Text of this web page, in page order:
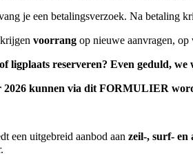
je een betalingsverzoek. Na betaling
voorrang op nieuwe aanvragen,
ligplaats reserveren? Even geduld,
2026 kunnen via dit FORMULIER
een uitgebreid aanbod aan zeil-, surf- en